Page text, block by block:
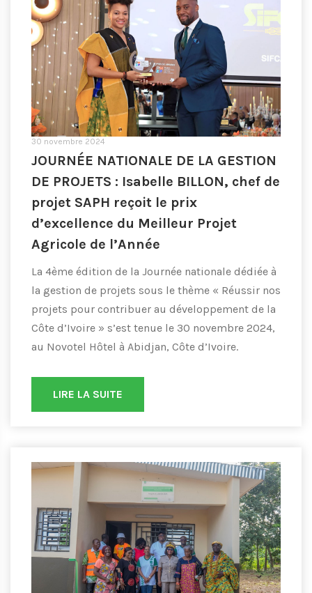
30 novembre 2024
JOURNÉE NATIONALE DE LA GESTION
DE PROJETS : Isabelle BILLON, chef de
projet SAPH reçoit le prix
d’excellence du Meilleur Projet
Agricole de l’Année
La 4ème édition de la Journée nationale dédiée à
la gestion de projets sous le thème « Réussir nos
projets pour contribuer au développement de la
Côte d’Ivoire » s’est tenue le 30 novembre 2024,
au Novotel Hôtel à Abidjan, Côte d’Ivoire.
LIRE LA SUITE